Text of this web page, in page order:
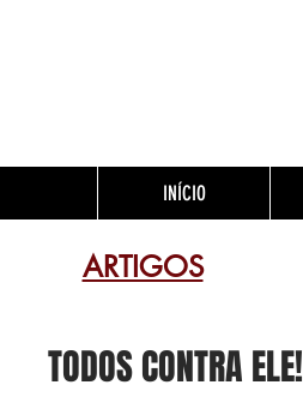
INÍCIO
ARTIGOS
TODOS CONTRA ELE!